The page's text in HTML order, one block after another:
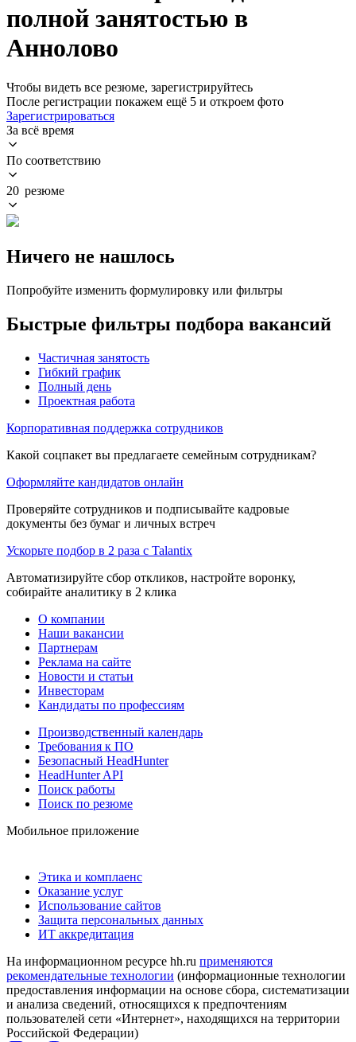
полной занятостью в
Аннолово
Чтобы видеть все резюме, зарегистрируйтесь
После регистрации покажем ещё 5 и откроем фото
Зарегистрироваться
За всё время
По соответствию
20 резюме
Ничего не нашлось
Попробуйте изменить формулировку или фильтры
Быстрые фильтры подбора вакансий
Частичная занятость
Гибкий график
Полный день
Проектная работа
Корпоративная поддержка сотрудников
Какой соцпакет вы предлагаете семейным сотрудникам?
Оформляйте кандидатов онлайн
Проверяйте сотрудников и подписывайте кадровые
документы без бумаг и личных встреч
Ускорьте подбор в 2 раза с Talantix
Автоматизируйте сбор откликов, настройте воронку,
собирайте аналитику в 2 клика
О компании
Наши вакансии
Партнерам
Реклама на сайте
Новости и статьи
Инвесторам
Кандидаты по профессиям
Производственный календарь
Требования к ПО
Безопасный HeadHunter
HeadHunter API
Поиск работы
Поиск по резюме
Мобильное приложение
Этика и комплаенс
Оказание услуг
Использование сайтов
Защита персональных данных
ИТ аккредитация
На информационном ресурсе hh.ru применяются
рекомендательные технологии (информационные технологии
предоставления информации на основе сбора, систематизации
и анализа сведений, относящихся к предпочтениям
пользователей сети «Интернет», находящихся на территории
Российской Федерации)